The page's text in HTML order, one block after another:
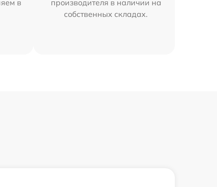
в
производителя в наличии на
собственных складах.